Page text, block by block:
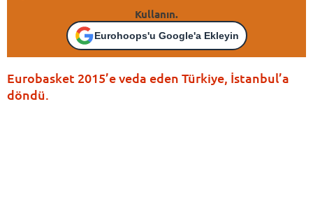
Kullanın.
Eurohoops'u Google'a Ekleyin
Eurobasket 2015’e veda eden Türkiye, İstanbul’a
döndü.